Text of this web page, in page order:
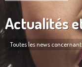
Actualités
Toutes les news